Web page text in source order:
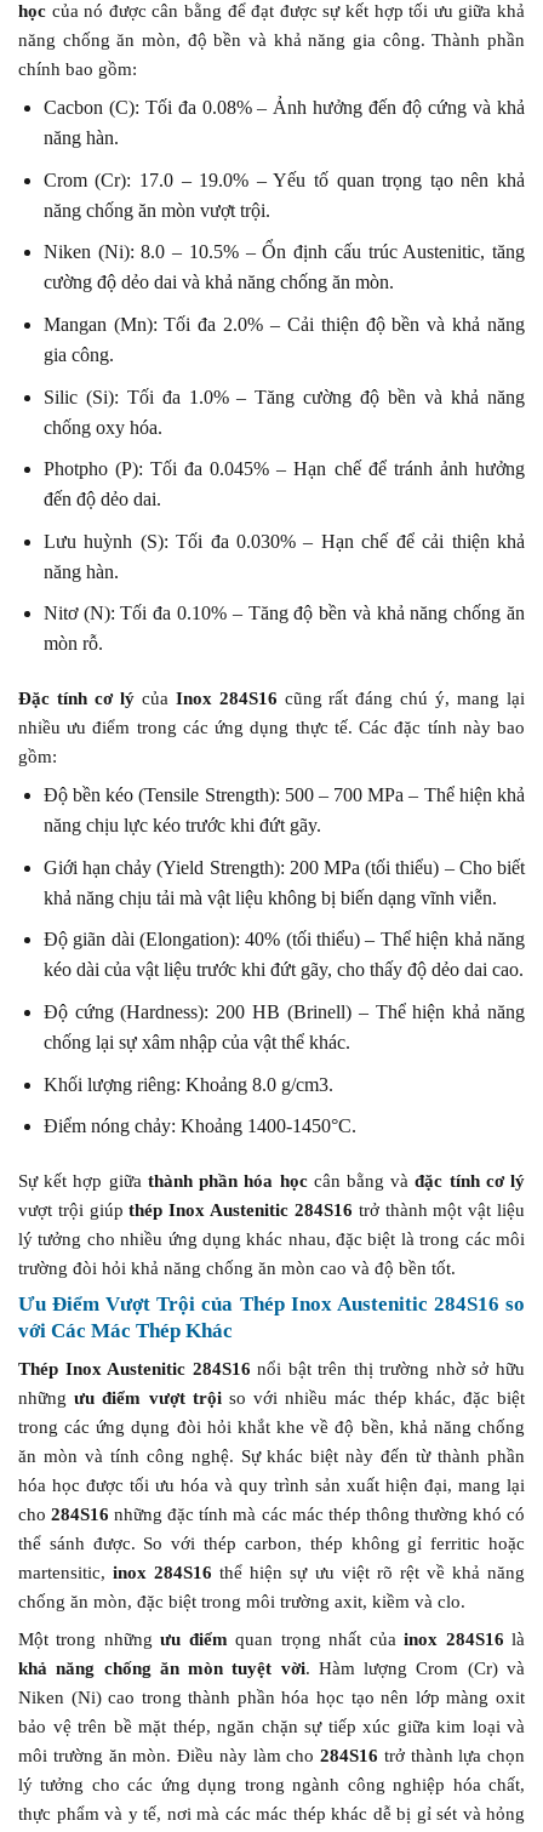
học của nó được cân bằng để đạt được sự kết hợp tối ưu giữa khả
năng chống ăn mòn, độ bền và khả năng gia công. Thành phần
chính bao gồm:
Cacbon (C): Tối đa 0.08% – Ảnh hưởng đến độ cứng và khả
năng hàn.
Crom (Cr): 17.0 – 19.0% – Yếu tố quan trọng tạo nên khả
năng chống ăn mòn vượt trội.
Niken (Ni): 8.0 – 10.5% – Ổn định cấu trúc Austenitic, tăng
cường độ dẻo dai và khả năng chống ăn mòn.
Mangan (Mn): Tối đa 2.0% – Cải thiện độ bền và khả năng
gia công.
Silic (Si): Tối đa 1.0% – Tăng cường độ bền và khả năng
chống oxy hóa.
Photpho (P): Tối đa 0.045% – Hạn chế để tránh ảnh hưởng
đến độ dẻo dai.
Lưu huỳnh (S): Tối đa 0.030% – Hạn chế để cải thiện khả
năng hàn.
Nitơ (N): Tối đa 0.10% – Tăng độ bền và khả năng chống ăn
mòn rỗ.
Đặc tính cơ lýcủa Inox 284S16 cũng rất đáng chú ý, mang lại
nhiều ưu điểm trong các ứng dụng thực tế. Các đặc tính này bao
gồm:
Độ bền kéo (Tensile Strength): 500 – 700 MPa – Thể hiện khả
năng chịu lực kéo trước khi đứt gãy.
Giới hạn chảy (Yield Strength): 200 MPa (tối thiểu) – Cho biết
khả năng chịu tải mà vật liệu không bị biến dạng vĩnh viễn.
Độ giãn dài (Elongation): 40% (tối thiểu) – Thể hiện khả năng
kéo dài của vật liệu trước khi đứt gãy, cho thấy độ dẻo dai cao.
Độ cứng (Hardness): 200 HB (Brinell) – Thể hiện khả năng
chống lại sự xâm nhập của vật thể khác.
Khối lượng riêng: Khoảng 8.0 g/cm3.
Điểm nóng chảy: Khoảng 1400-1450°C.
Sự kết hợp giữa thành phần hóa họccân bằng vàđặc tính cơ lý
vượt trội giúpthép Inox Austenitic 284S16 trở thành một vật liệu
lý tưởng cho nhiều ứng dụng khác nhau, đặc biệt là trong các môi
trường đòi hỏi khả năng chống ăn mòn cao và độ bền tốt.
Ưu Điểm Vượt Trội của Thép Inox Austenitic 284S16 so
với Các Mác Thép Khác
Thép Inox Austenitic 284S16 nổi bật trên thị trường nhờ sở hữu
nhữngưu điểm vượt trộiso với nhiều mác thép khác, đặc biệt
trong các ứng dụng đòi hỏi khắt khe về độ bền, khả năng chống
ăn mòn và tính công nghệ. Sự khác biệt này đến từ thành phần
hóa học được tối ưu hóa và quy trình sản xuất hiện đại, mang lại
cho284S16 những đặc tính mà các mác thép thông thường khó có
thể sánh được. So với thép carbon, thép không gỉ ferritic hoặc
martensitic,inox 284S16 thể hiện sự ưu việt rõ rệt về khả năng
chống ăn mòn, đặc biệt trong môi trường axit, kiềm và clo.
Một trong nhữngưu điểmquan trọng nhất củainox 284S16 là
khả năng chống ăn mòn tuyệt vời. Hàm lượng Crom (Cr) và
Niken (Ni) cao trong thành phần hóa học tạo nên lớp màng oxit
bảo vệ trên bề mặt thép, ngăn chặn sự tiếp xúc giữa kim loại và
môi trường ăn mòn. Điều này làm cho 284S16 trở thành lựa chọn
lý tưởng cho các ứng dụng trong ngành công nghiệp hóa chất,
thực phẩm và y tế, nơi mà các mác thép khác dễ bị gỉ sét và hỏng